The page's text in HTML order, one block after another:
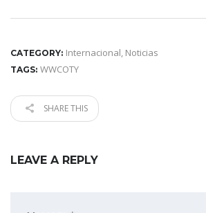
CATEGORY: Internacional, Noticias
TAGS: WWCOTY
SHARE THIS
LEAVE A REPLY